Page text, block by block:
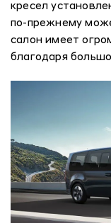
кресел
по-прежнему
салон имеет
благодаря